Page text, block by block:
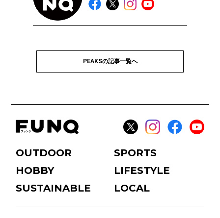
PEAKSの記事一覧へ
OUTDOOR
SPORTS
HOBBY
LIFESTYLE
SUSTAINABLE
LOCAL